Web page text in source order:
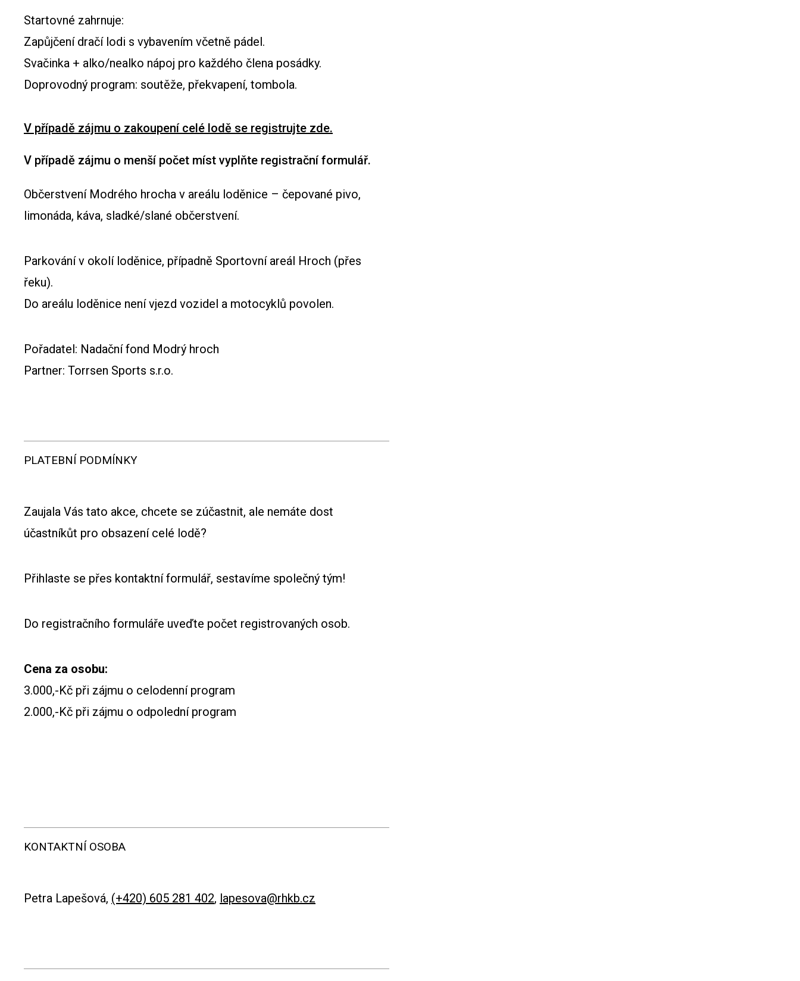
Startovné zahrnuje:
Zapůjčení dračí lodi s vybavením včetně pádel.
Svačinka + alko/nealko nápoj pro každého člena posádky.
Doprovodný program: soutěže, překvapení, tombola.
V případě zájmu o zakoupení celé lodě se registrujte zde.
V případě zájmu o menší počet míst vyplňte registrační formulář.
Občerstvení Modrého hrocha v areálu loděnice – čepované pivo,
limonáda, káva, sladké/slané občerstvení.
Parkování v okolí loděnice, případně Sportovní areál Hroch (přes
řeku).
Do areálu loděnice není vjezd vozidel a motocyklů povolen.
Pořadatel: Nadační fond Modrý hroch
Partner: Torrsen Sports s.r.o.
PLATEBNÍ PODMÍNKY
Zaujala Vás tato akce, chcete se zúčastnit, ale nemáte dost
účastníkůt pro obsazení celé lodě?
Přihlaste se přes kontaktní formulář, sestavíme společný tým!
Do registračního formuláře uveďte počet registrovaných osob.
Cena za osobu:
3.000,-Kč při zájmu o celodenní program
2.000,-Kč při zájmu o odpolední program
KONTAKTNÍ OSOBA
Petra Lapešová, (+420) 605 281 402, lapesova@rhkb.cz